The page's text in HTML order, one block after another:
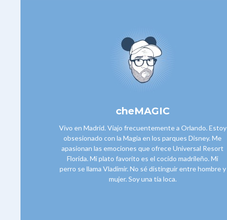
cheMAGIC
Vivo en Madrid. Viajo frecuentemente a Orlando. Estoy
obsesionado con la Magia en los parques Disney. Me
apasionan las emociones que ofrece Universal Resort
Florida. Mi plato favorito es el cocido madrileño. Mi
perro se llama Vladimir. No sé distinguir entre hombre y
mujer. Soy una tía loca.